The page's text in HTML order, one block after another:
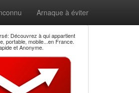
Arnaque à éviter
Découvrez à qui appartient
portable, mobile...en France.
et Anonyme.